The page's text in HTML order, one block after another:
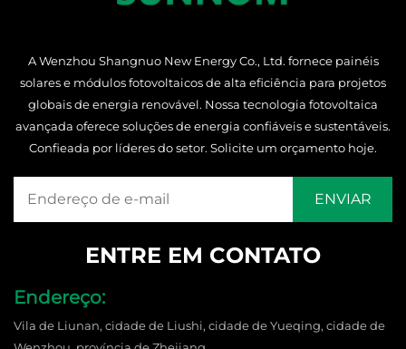
A Wenzhou Shangnuo New Energy Co., Ltd. fornece painéis
solares e módulos fotovoltaicos de alta eficiência para projetos
globais de energia renovável. Nossa tecnologia fotovoltaica
avançada oferece soluções de energia confiáveis e sustentáveis.
Confieada por líderes do setor. Solicite um orçamento hoje.
ENTRE EM CONTATO
Endereço:
Vila de Liunan, cidade de Liushi, cidade de Yueqing, cidade de